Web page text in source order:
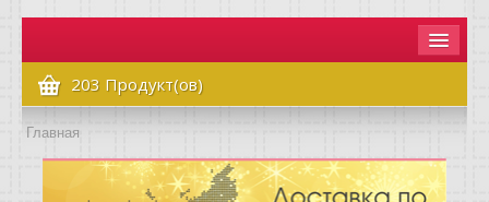
Главная
Как сделать заказ
Оплата и доставка
203 Продукт(ов)
Главная